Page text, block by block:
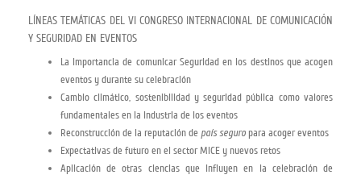
LÍNEAS TEMÁTICAS DEL VI CONGRESO INTERNACIONAL DE COMUNICACIÓN
Y SEGURIDAD EN EVENTOS
La importancia de comunicar Seguridad en los destinos que acogen
eventos y durante su celebración
Cambio climático, sostenibilidad y seguridad pública como valores
fundamentales en la industria de los eventos
Reconstrucción de la reputación de país seguro para acoger eventos
Expectativas de futuro en el sector MICE y nuevos retos
Aplicación de otras ciencias que influyen en la celebración de